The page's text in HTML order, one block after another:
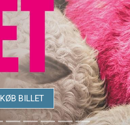
KØB BILLET